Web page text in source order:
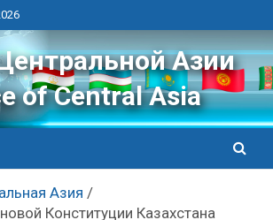
Азии
of Central Asia
Азия
Конституции Казахстана